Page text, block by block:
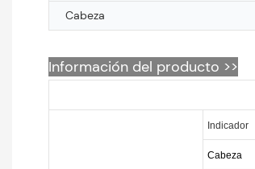
Cabeza
Información del producto >>
Indicador
Cabeza